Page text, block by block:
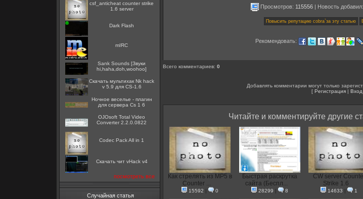
csf_anticheat counter strike
1.6 server
Dark Flash
mIRC
Sank Sounds [Звуки
hi,haha,doh,woohoo]
Скачать мультихак Nk hack
v 5.9 для CS-1.6
Ночное веселье - плагин
для сервера Cs 1 6
OJOsoft Total Video
Converter 2.2.0.0822
Codec Pack All in 1
Скачать чит vHack v4
посмотреть все
Случайная статья
Просмотров: 115556 | Новость добавил:
Рекомендовать:
Всего комментариев: 0
Добавлять комментарии могут только
[ Регистрация | Вход
Читайте и комментируйте другие
Как стрелять из MP5 в
Counter ...
15592 | 0
Быстрая раскрутка
сайта (Беспл...
28299 | 8
CW server
Strike 1.6
14633 | 1